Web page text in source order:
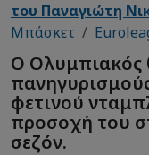
του Παναγιώτη
Μπάσκετ
Ο Ολυμπιακός
φετινού
προσοχή του
σεζόν.